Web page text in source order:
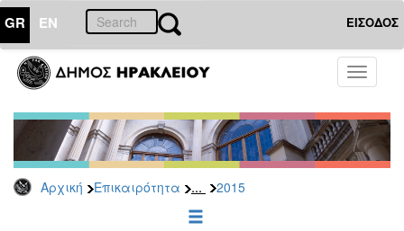
GR EN ΕΙΣΟΔΟΣ
Toggle
Αρχική Επικαιρότητα ... 2015
ΕΠΙΚΑΙΡΟΤΗΤΑ
Τύπου
Αρχείο
2026
2025